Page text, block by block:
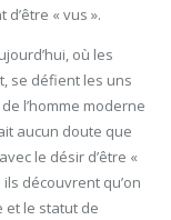
« vus ».
où les
se défient les uns
l’homme moderne
aucun doute que
le désir d’être «
découvrent qu’on
et le statut de